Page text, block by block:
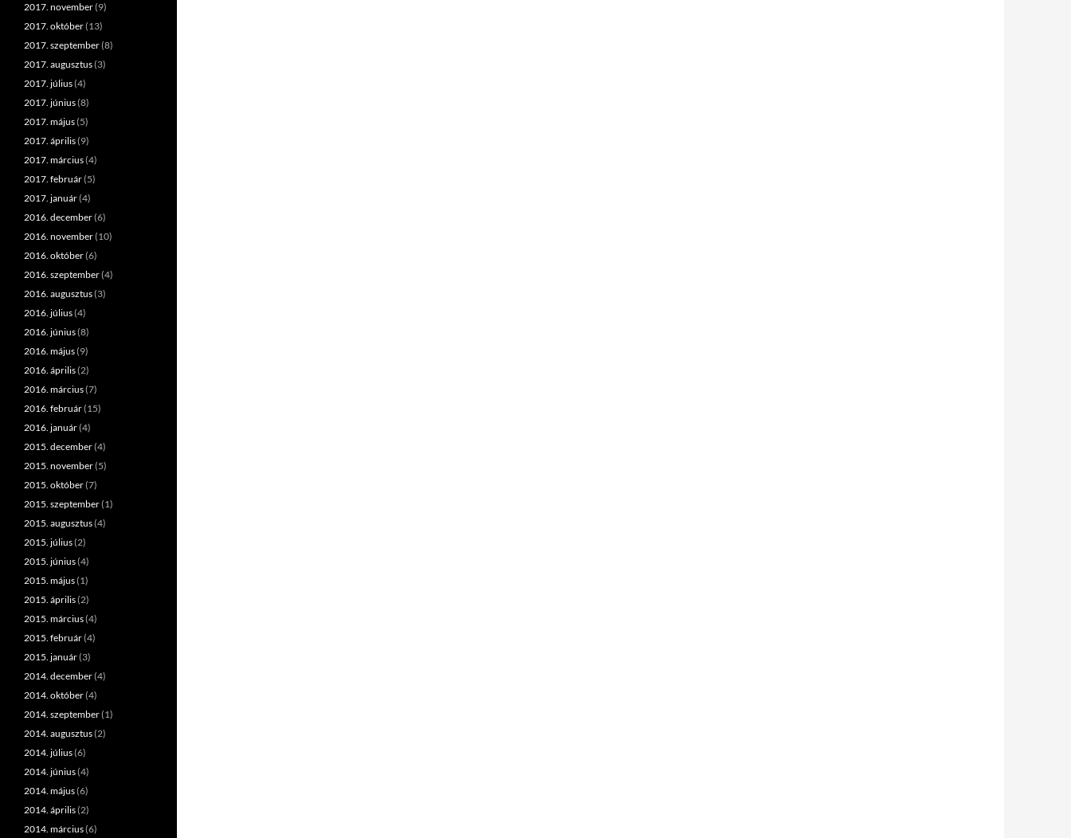
2017. november(9)
2017. október(13)
2017. szeptember(8)
2017. augusztus(3)
2017. július(4)
2017. június(8)
2017. május(5)
2017. április(9)
2017. március(4)
2017. február(5)
2017. január(4)
2016. december(6)
2016. november(10)
2016. október(6)
2016. szeptember(4)
2016. augusztus(3)
2016. július(4)
2016. június(8)
2016. május(9)
2016. április(2)
2016. március(7)
2016. február(15)
2016. január(4)
2015. december(4)
2015. november(5)
2015. október(7)
2015. szeptember(1)
2015. augusztus(4)
2015. július(2)
2015. június(4)
2015. május(1)
2015. április(2)
2015. március(4)
2015. február(4)
2015. január(3)
2014. december(4)
2014. október(4)
2014. szeptember(1)
2014. augusztus(2)
2014. július(6)
2014. június(4)
2014. május(6)
2014. április(2)
2014. március(6)